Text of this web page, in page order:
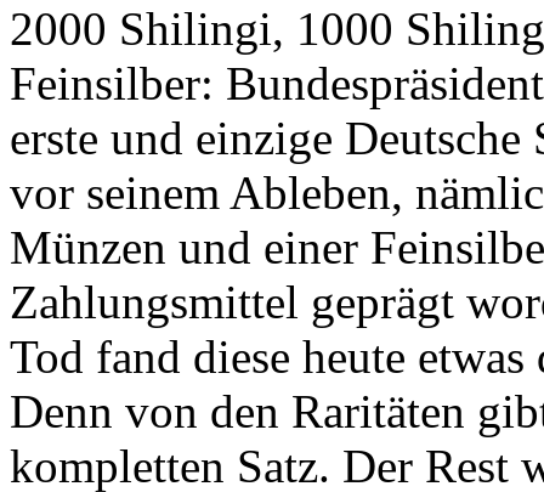
2000 Shilingi, 1000
Feinsilber:
erste und einzige Deutsche
vor seinem Ableben,
Münzen und einer
Zahlungsmittel geprägt
Tod fand diese heute
Denn von den Raritäten
kompletten Satz. Der Rest